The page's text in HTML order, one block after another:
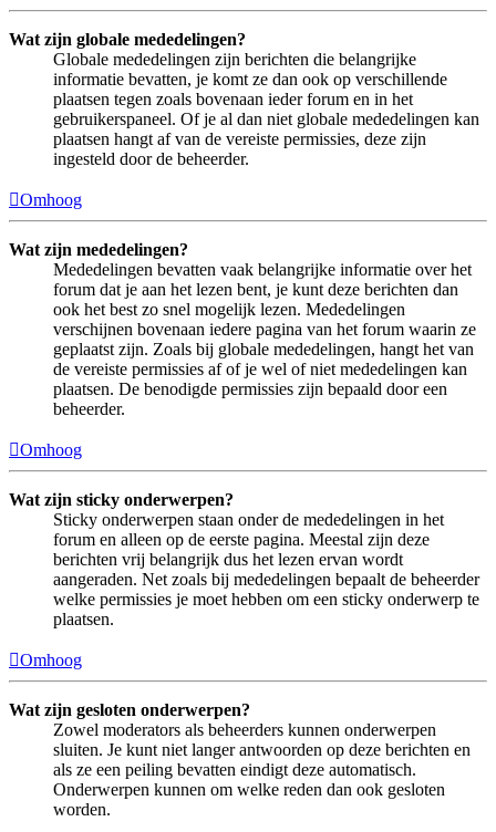
Wat zijn globale mededelingen?
Globale mededelingen zijn berichten die belangrijke
informatie bevatten, je komt ze dan ook op verschillende
plaatsen tegen zoals bovenaan ieder forum en in het
gebruikerspaneel. Of je al dan niet globale mededelingen kan
plaatsen hangt af van de vereiste permissies, deze zijn
ingesteld door de beheerder.
Omhoog
Wat zijn mededelingen?
Mededelingen bevatten vaak belangrijke informatie over het
forum dat je aan het lezen bent, je kunt deze berichten dan
ook het best zo snel mogelijk lezen. Mededelingen
verschijnen bovenaan iedere pagina van het forum waarin ze
geplaatst zijn. Zoals bij globale mededelingen, hangt het van
de vereiste permissies af of je wel of niet mededelingen kan
plaatsen. De benodigde permissies zijn bepaald door een
beheerder.
Omhoog
Wat zijn sticky onderwerpen?
Sticky onderwerpen staan onder de mededelingen in het
forum en alleen op de eerste pagina. Meestal zijn deze
berichten vrij belangrijk dus het lezen ervan wordt
aangeraden. Net zoals bij mededelingen bepaalt de beheerder
welke permissies je moet hebben om een sticky onderwerp te
plaatsen.
Omhoog
Wat zijn gesloten onderwerpen?
Zowel moderators als beheerders kunnen onderwerpen
sluiten. Je kunt niet langer antwoorden op deze berichten en
als ze een peiling bevatten eindigt deze automatisch.
Onderwerpen kunnen om welke reden dan ook gesloten
worden.